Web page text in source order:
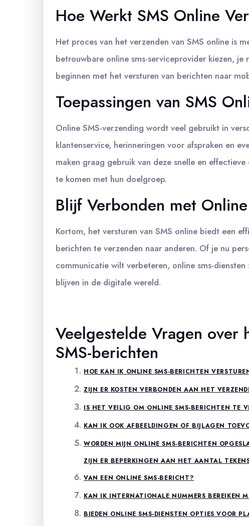
Hoe Werkt SMS Online
Het proces van het verzenden van SMS online is
betrouwbare online sms-serviceprovider kiezen,
beginnen met het versturen van berichten naar
Toepassingen van SMS
Online SMS-verzending wordt veel gebruikt in
klantenservice, herinneringen voor afspraken en
maken graag gebruik van deze snelle en
te komen met hun doelgroep.
Blijf Verbonden met
Kortom, het versturen van SMS online biedt een
berichten te verzenden naar anderen. Of je nu
communicatie wilt verbeteren, online sms-
blijven in de digitale wereld.
Veelgestelde Vragen over
SMS-berichten
HOE KAN IK ONLINE SMS-BERICHTEN
ZIJN ER KOSTEN VERBONDEN AAN HET
IS HET VEILIG OM ONLINE SMS-BERICHTEN TE
KAN IK OOK AFBEELDINGEN OF BIJLAGEN
WORDEN MIJN ONLINE SMS-BERICHTEN
ZIJN ER BEPERKINGEN AAN HET AANTAL
VAN EEN ONLINE SMS-BERICHT?
KAN IK INTERNATIONALE NUMMERS BEREIKEN
BIEDEN ONLINE SMS-DIENSTEN OPTIES VOOR